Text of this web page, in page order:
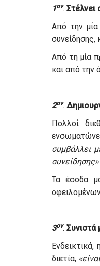
1ον. Στέλνει
Από την μία
συνείδησης,
Από τη μία
και από την
2ον.
Πολλοί
συμβάλλει
συνείδησης»
Τα έσοδα
3ον. Συνιστά
διετία,